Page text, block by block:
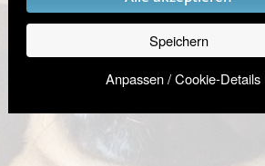
Speichern
Anpassen / Cookie-Details